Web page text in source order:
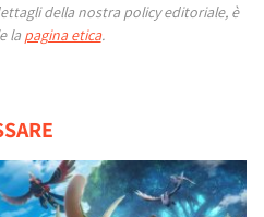
della nostra policy editoriale, è
la pagina etica.